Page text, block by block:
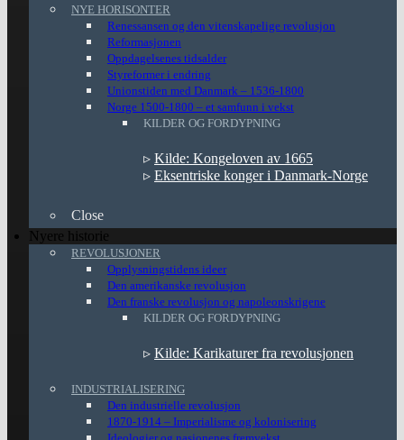
NYE HORISONTER
Renessansen og den vitenskapelige revolusjon
Reformasjonen
Oppdagelsenes tidsalder
Styreformer i endring
Unionstiden med Danmark – 1536-1800
Norge 1500-1800 – et samfunn i vekst
KILDER OG FORDYPNING
▹ Kilde: Kongeloven av 1665
▹ Eksentriske konger i Danmark-Norge
Close
Nyere historie
REVOLUSJONER
Opplysningstidens ideer
Den amerikanske revolusjon
Den franske revolusjon og napoleonskrigene
KILDER OG FORDYPNING
▹ Kilde: Karikaturer fra revolusjonen
INDUSTRIALISERING
Den industrielle revolusjon
1870-1914 – Imperialisme og kolonisering